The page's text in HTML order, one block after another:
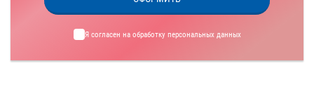
Я согласен на обработку персональных данных